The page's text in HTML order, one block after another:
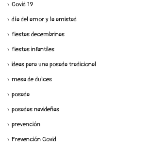
Covid 19
día del amor y la amistad
fiestas decembrinas
fiestas infantiles
ideas para una posada tradicional
mesa de dulces
posada
posadas navideñas
prevención
Prevención Covid